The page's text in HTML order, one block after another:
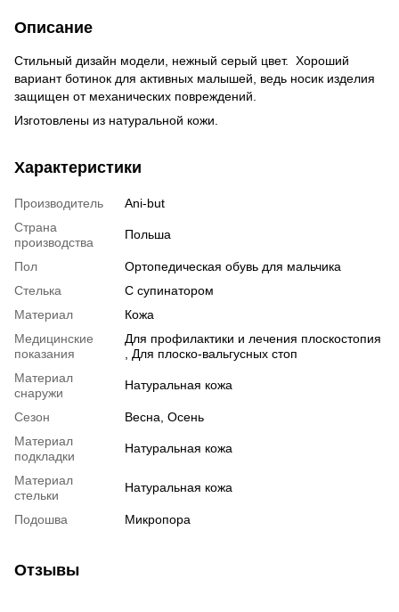
Описание
Стильный дизайн модели, нежный серый цвет. Хороший
вариант ботинок для активных малышей, ведь носик изделия
защищен от механических повреждений.
Изготовлены из натуральной кожи.
Характеристики
Производитель
Ani-but
Страна
производства
Польша
Пол
Ортопедическая обувь для мальчика
Стелька
С супинатором
Материал
Кожа
Медицинские
показания
Для профилактики и лечения плоскостопия
, Для плоско-вальгусных стоп
Материал
снаружи
Натуральная кожа
Сезон
Весна, Осень
Материал
подкладки
Натуральная кожа
Материал
стельки
Натуральная кожа
Подошва Микропора
Отзывы